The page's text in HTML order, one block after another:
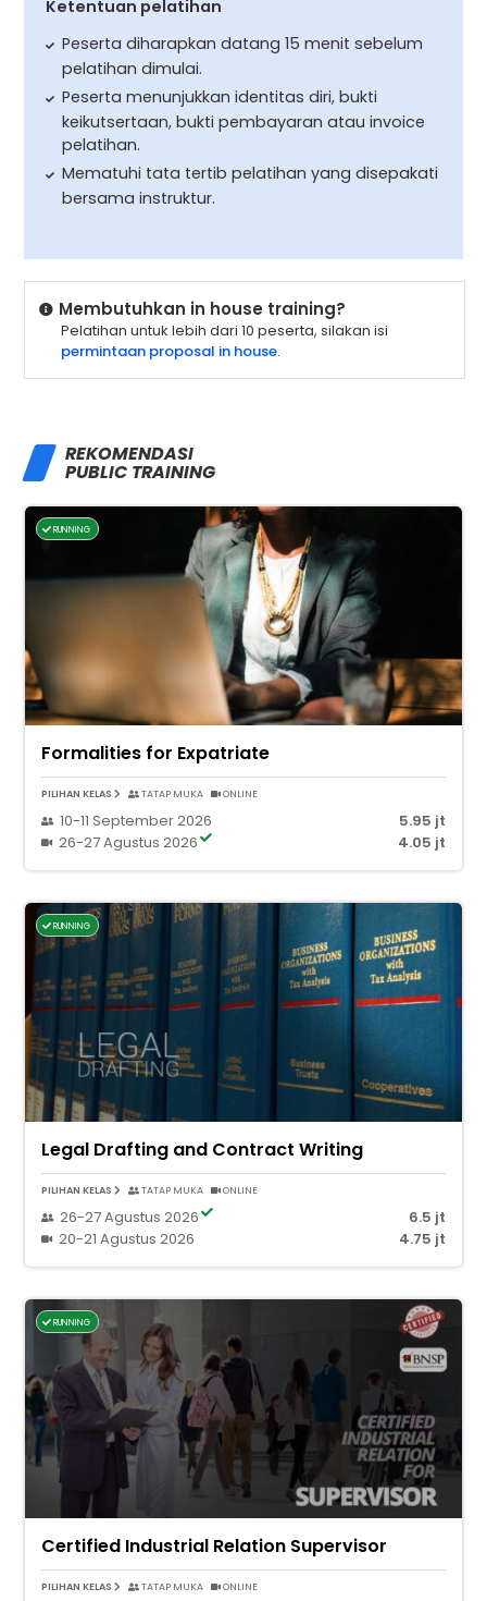
Ketentuan pelatihan
Peserta diharapkan datang 15 menit sebelum
pelatihan dimulai.
Peserta menunjukkan identitas diri, bukti
keikutsertaan, bukti pembayaran atau invoice
pelatihan.
Mematuhi tata tertib pelatihan yang disepakati
bersama instruktur.
Membutuhkan in house training?
Pelatihan untuk lebih dari 10 peserta, silakan isi
permintaan proposal in house.
REKOMENDASI
PUBLIC TRAINING
RUNNING
Formalities for Expatriate
PILIHAN KELAS TATAP MUKA ONLINE
10-11 September 2026
5.95 jt
26-27 Agustus 2026
4.05 jt
RUNNING
Legal Drafting and Contract Writing
PILIHAN KELAS TATAP MUKA ONLINE
26-27 Agustus 2026
6.5 jt
20-21 Agustus 2026
4.75 jt
RUNNING
Certified Industrial Relation Supervisor
PILIHAN KELAS TATAP MUKA ONLINE